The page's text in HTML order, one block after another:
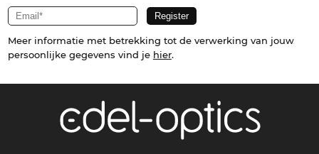
Meer informatie met betrekking tot de verwerking van jouw
persoonlijke gegevens vind je hier.